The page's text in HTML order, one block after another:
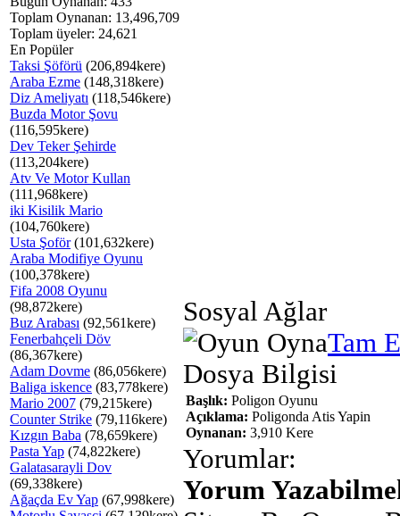
Toplam Oynanan: 13,496,709
Toplam üyeler: 24,621
En Popüler
Taksi Şöförü (206,894kere)
Araba Ezme (148,318kere)
Diz Ameliyatı (118,546kere)
Buzda Motor Şovu
(116,595kere)
Dev Teker Şehirde
(113,204kere)
Atv Ve Motor Kullan
(111,968kere)
iki Kisilik Mario
(104,760kere)
Usta Şoför(101,632kere)
Araba Modifiye Oyunu
(100,378kere)
Fifa 2008 Oyunu
(98,872kere)
Buz Arabası (92,561kere)
Fenerbahçeli Döv
(86,367kere)
Adam Dovme (86,056kere)
Baliga iskence (83,778kere)
Mario 2007 (79,215kere)
Counter Strike (79,116kere)
Kızgın Baba (78,659kere)
Pasta Yap (74,822kere)
Galatasarayli Dov
(69,338kere)
Ağaçda Ev Yap (67,998kere)
Sosyal Ağlar
Tam
Dosya Bilgisi
Başlık: Poligon Oyunu
Açıklama: Poligonda Atis Yapin
Oynanan: 3,910 Kere
Yorumlar:
Yorum